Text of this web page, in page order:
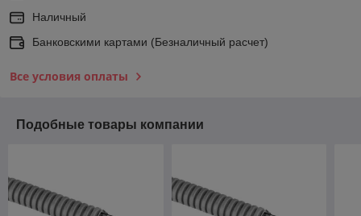
Наличный
Банковскими картами (Безналичный расчет)
Все условия оплаты
Подобные товары компании